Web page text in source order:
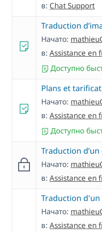
в: Chat Support
Traduction
Начато:
в: Assistance en
Доступно
Plans et
Начато:
в: Assistance en
Доступно
Traduction
Начато:
в: Assistance en
Traduction
Начато:
в: Assistance en